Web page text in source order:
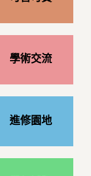
學術交流
進修園地